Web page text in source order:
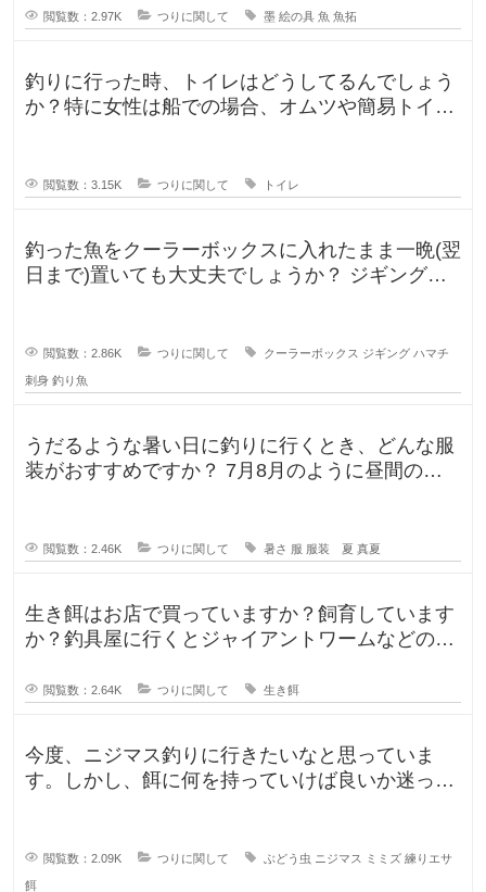
閲覧数：2.97K つりに関して 墨 絵の具 魚 魚拓
釣りに行った時、トイレはどうしてるんでしょう
か？特に女性は船での場合、オムツや簡易トイレ
閲覧数：3.15K つりに関して トイレ
釣った魚をクーラーボックスに入れたまま一晩(翌
日まで)置いても大丈夫でしょうか？ ジギングに
閲覧数：2.86K つりに関して クーラーボックス ジギング ハマチ
刺身 釣り魚
うだるような暑い日に釣りに行くとき、どんな服
装がおすすめですか？ 7月8月のように昼間の気
閲覧数：2.46K つりに関して 暑さ 服 服装 夏 真夏
生き餌はお店で買っていますか？飼育しています
か？釣具屋に行くとジャイアントワームなどの生
閲覧数：2.64K つりに関して 生き餌
今度、ニジマス釣りに行きたいなと思っていま
す。しかし、餌に何を持っていけば良いか迷って
閲覧数：2.09K つりに関して ぶどう虫 ニジマス ミミズ 練りエサ
餌